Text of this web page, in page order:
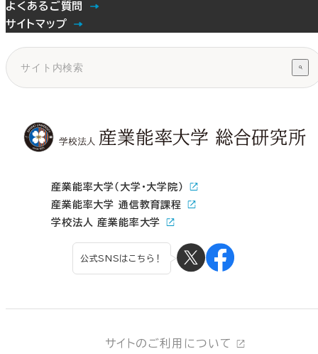
よくあるご質問
サイトマップ
産業能率大学（大学・大学院）
産業能率大学 通信教育課程
学校法人 産業能率大学
公式SNSはこちら！
サイトのご利用について